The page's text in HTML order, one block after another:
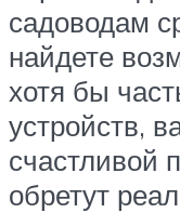
садоводам
найдете
хотя бы
устройств,
счастливой
обретут